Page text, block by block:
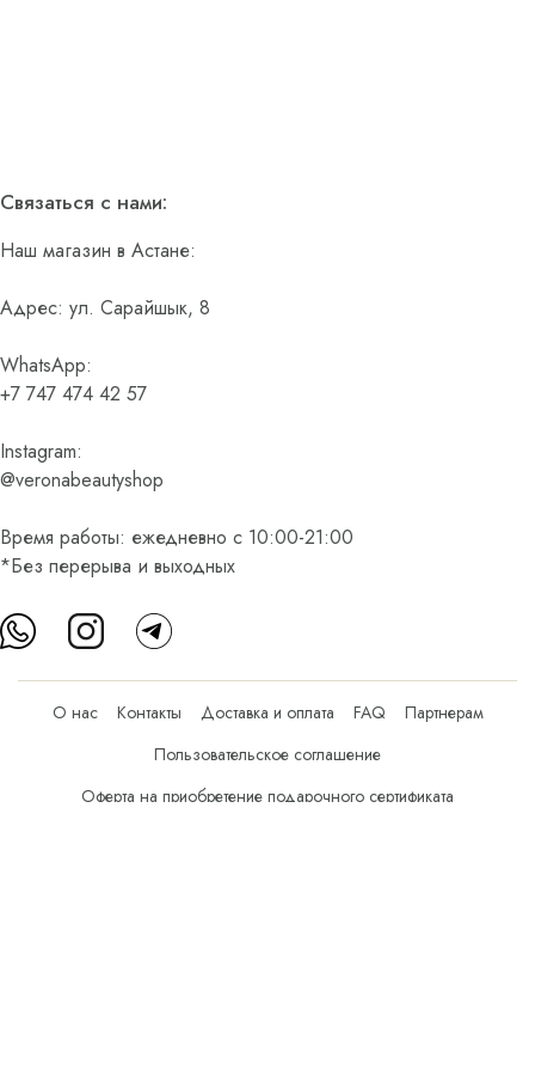
Связаться с нами:
Наш магазин в Астане:
Адрес: ул. Сарайшык, 8
WhatsApp:
+7 747 474 42 57
Instagram:
@veronabeautyshop
Время работы: ежедневно с 10:00-21:00
*Без перерыва и выходных
О нас Контакты Доставка и оплата FAQ
Партнерам
Пользовательское соглашение
Оферта на приобретение подарочного сертификата